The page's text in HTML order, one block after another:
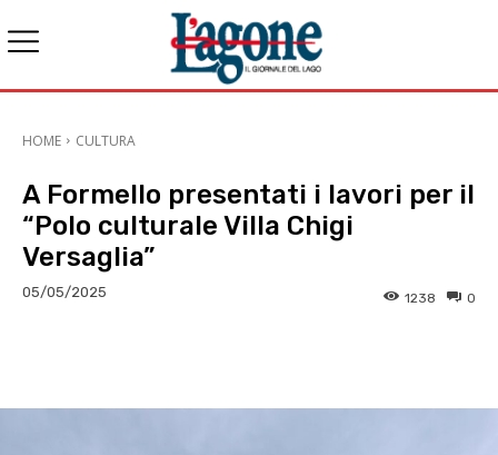
HOME CULTURA
A Formello presentati i lavori per il
“Polo culturale Villa Chigi
Versaglia”
05/05/2025 0
1238